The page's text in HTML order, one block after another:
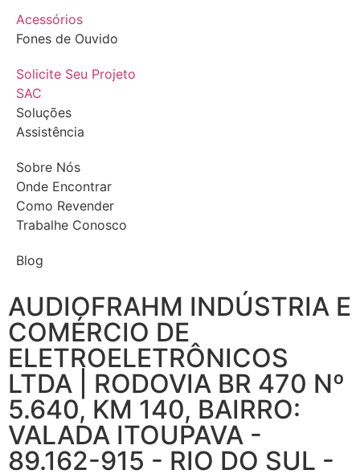
Acessórios
Fones de Ouvido
Solicite Seu Projeto
SAC
Soluções
Assistência
Sobre Nós
Onde Encontrar
Como Revender
Trabalhe Conosco
Blog
AUDIOFRAHM INDÚSTRIA E
COMÉRCIO DE
ELETROELETRÔNICOS
LTDA | RODOVIA BR 470 Nº
5.640, KM 140, BAIRRO:
VALADA ITOUPAVA -
89.162-915 - RIO DO SUL -